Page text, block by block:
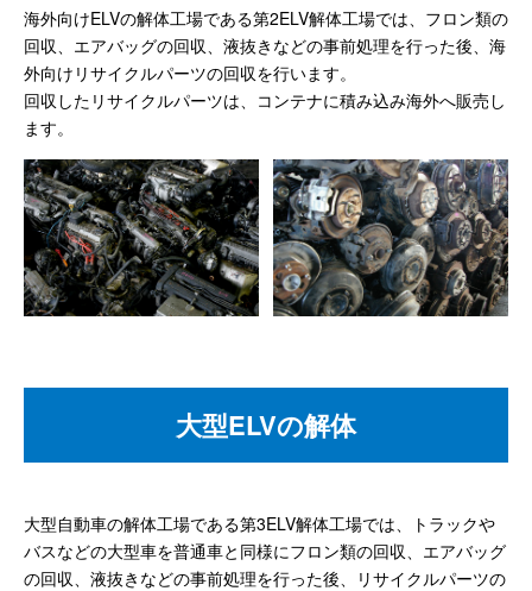
海外向けELVの解体工場である第2ELV解体工場では、フロン類の
回収、エアバッグの回収、液抜きなどの事前処理を行った後、海
外向けリサイクルパーツの回収を行います。
回収したリサイクルパーツは、コンテナに積み込み海外へ販売し
ます。
大型ELVの解体
大型自動車の解体工場である第3ELV解体工場では、トラックや
バスなどの大型車を普通車と同様にフロン類の回収、エアバッグ
の回収、液抜きなどの事前処理を行った後、リサイクルパーツの